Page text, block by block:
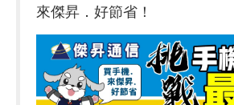
來傑昇．好節省！